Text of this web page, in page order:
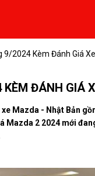
9/2024 Kèm Đánh Giá
ĐÁNH GIÁ
Mazda - Nhật Bản
Mazda 2 2024 mới